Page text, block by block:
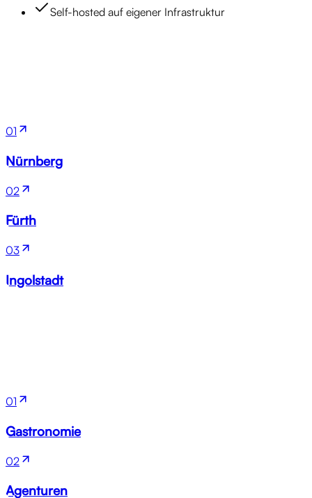
Self-hosted auf eigener Infrastruktur
01
Nürnberg
02
Fürth
03
Ingolstadt
01
Gastronomie
02
Agenturen